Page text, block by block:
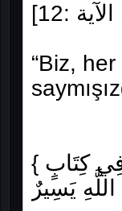
:12]
“Biz,
{ أَلَمْ تَعْلَمْ أَنَّ اللَّهَ يَعْلَمُ مَا فِي السَّمَاءِ وَالأَرْضِ إِنَّ ذَلِكَ فِي كِتَابٍ